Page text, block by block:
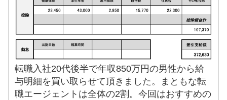
転職入社20代後半で年収850万円の男性から給
与明細を買い取らせて頂きました。まともな転
職エージェントは全体の2割。今回はおすすめの